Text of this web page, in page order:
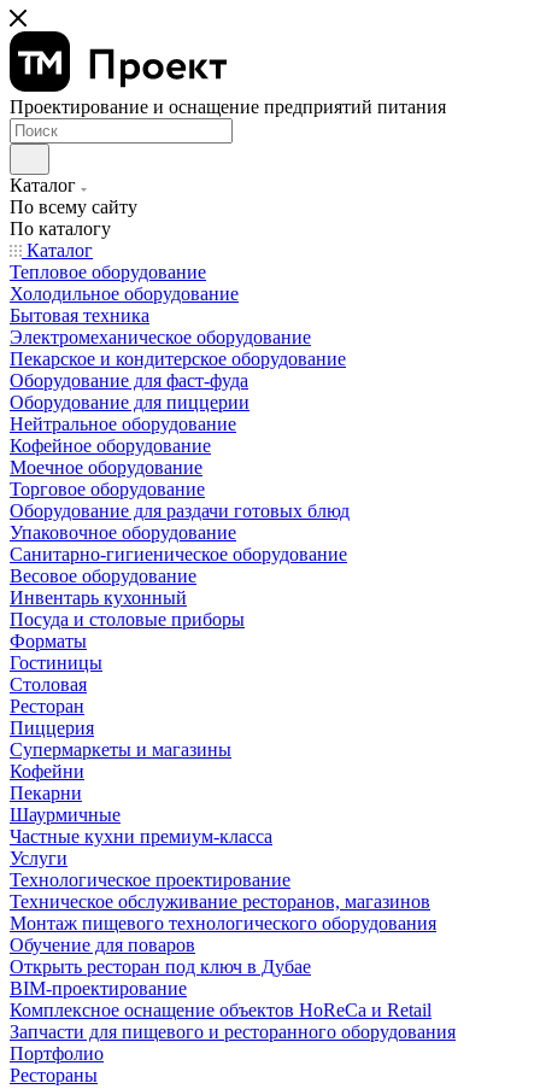
Проектирование и оснащение предприятий питания
Каталог
По всему сайту
По каталогу
Каталог
Тепловое оборудование
Холодильное оборудование
Бытовая техника
Электромеханическое оборудование
Пекарское и кондитерское оборудование
Оборудование для фаст-фуда
Оборудование для пиццерии
Нейтральное оборудование
Кофейное оборудование
Моечное оборудование
Торговое оборудование
Оборудование для раздачи готовых блюд
Упаковочное оборудование
Санитарно-гигиеническое оборудование
Весовое оборудование
Инвентарь кухонный
Посуда и столовые приборы
Форматы
Гостиницы
Столовая
Ресторан
Пиццерия
Супермаркеты и магазины
Кофейни
Пекарни
Шаурмичные
Частные кухни премиум-класса
Услуги
Технологическое проектирование
Техническое обслуживание ресторанов, магазинов
Монтаж пищевого технологического оборудования
Обучение для поваров
Открыть ресторан под ключ в Дубае
BIM-проектирование
Комплексное оснащение объектов HoReCa и Retail
Запчасти для пищевого и ресторанного оборудования
Портфолио
Рестораны